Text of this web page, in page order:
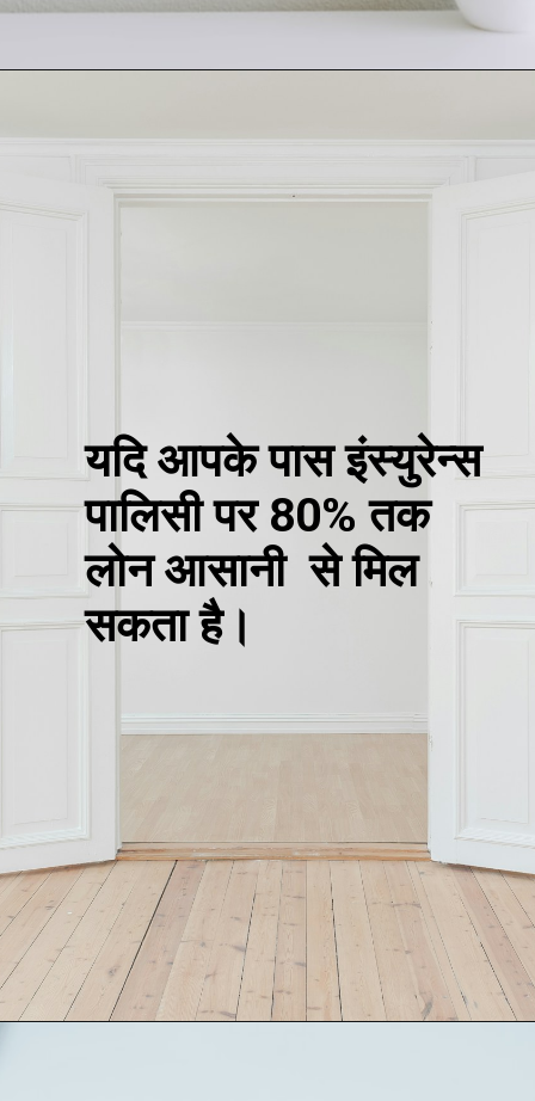
यदि आपके पास इंस्युरेन्स
पालिसी पर 80% तक
लोन आसानी से मिल
सकता है।